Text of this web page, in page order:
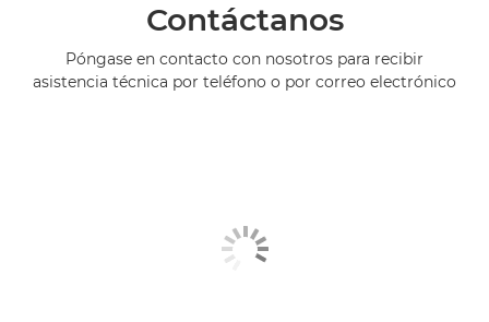
Contáctanos
Póngase en contacto con nosotros para recibir
asistencia técnica por teléfono o por correo electrónico